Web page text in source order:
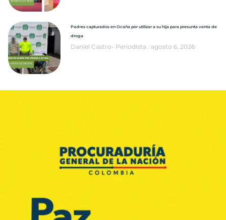
Padres capturados en Ocaña por utilizar a su hija para presunta venta de
droga
Daniel Castro- Periodista agosto 6, 2026